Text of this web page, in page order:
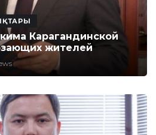
Карагандинской
жителей